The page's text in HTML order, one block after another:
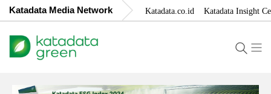
Katadata Media Network Katadata.co.id Katadata Insight